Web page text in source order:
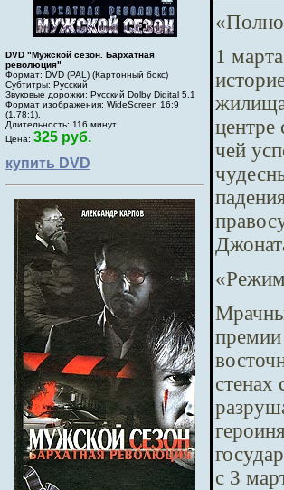
DVD "Мужской сезон. Бархатная
революция"
Формат: DVD (PAL) (Картонный бокс)
Субтитры: Русский
Звуковые дорожки: Русский Dolby Digital 5.1
Формат изображения: WideScreen 16:9
(1.78:1).
Длительность: 116 минут
Цена: 325 руб.
купить DVD
1
чей
премии
стенах
с 3